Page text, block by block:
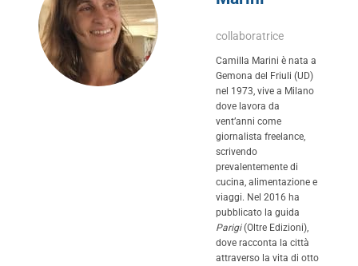
collaboratrice
Camilla Marini è nata a
Gemona del Friuli (UD)
nel 1973, vive a Milano
dove lavora da
vent’anni come
giornalista freelance,
scrivendo
prevalentemente di
cucina, alimentazione e
viaggi. Nel 2016 ha
pubblicato la guida
Parigi(Oltre Edizioni),
dove racconta la città
attraverso la vita di otto